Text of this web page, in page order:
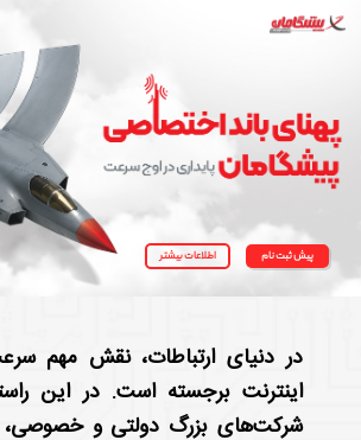
پیش ثبت نام اطلاعات بیشتر
در دنیای ارتباطات، نقش مهم
اینترنت برجسته است. در این
شرکت‌های بزرگ دولتی و خصوصی،